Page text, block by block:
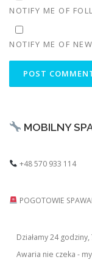
NOTIFY ME OF
NOTIFY ME OF
MOBILNY
+48 570 933 114
POGOTOWIE
Działamy 24
Awaria nie czeka -